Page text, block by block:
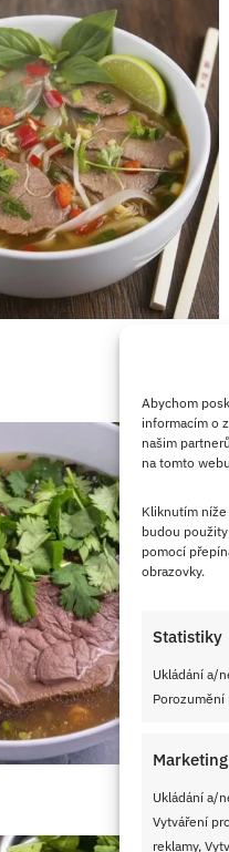
Abychom
informacím o
našim
na tomto
Kliknutím
budou
pomocí
obrazovky.
Statistiky
Ukládání a/
Marketing
Ukládání a/
Vytváření
reklamy,